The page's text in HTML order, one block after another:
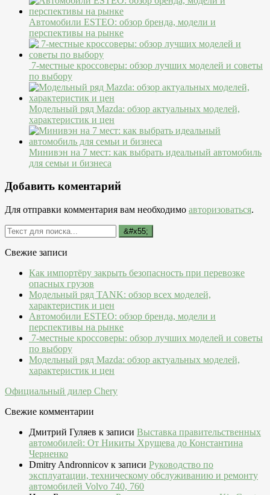
Автомобили ESTEO: обзор бренда, модели и
перспективы на рынке
7-местные кроссоверы: обзор лучших моделей и советы
по выбору
Модельный ряд Mazda: обзор актуальных моделей,
характеристик и цен
Минивэн на 7 мест: как выбрать идеальный автомобиль
для семьи и бизнеса
Добавить коментарий
Для отправки комментария вам необходимо авторизоваться.
Свежие записи
Как импортёру закрыть безопасность при перевозке
опасных грузов
Модельный ряд TANK: обзор всех моделей,
характеристик и цен
Автомобили ESTEO: обзор бренда, модели и
перспективы на рынке
7-местные кроссоверы: обзор лучших моделей и советы
по выбору
Модельный ряд Mazda: обзор актуальных моделей,
характеристик и цен
Официальный дилер Chery
Свежие комментарии
Дмитрий Гуляев к записи Выставка правительственных
автомобилей: От Никиты Хрущева до Константина
Черненко
Dmitry Andronnicov к записи Руководство по
эксплуатации, техническому обслуживанию и ремонту
автомобилей Volvo 740, 760